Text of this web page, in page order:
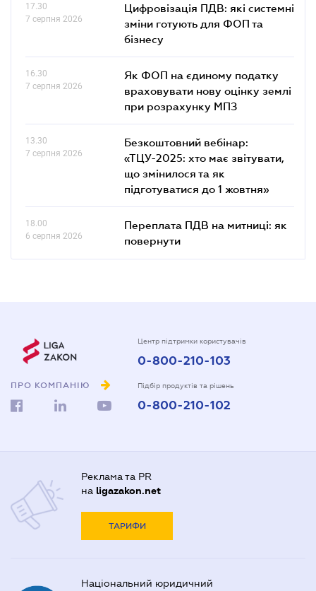
17.30
7 серпня 2026
Цифровізація ПДВ: які системні
зміни готують для ФОП та
бізнесу
16.30
7 серпня 2026
Як ФОП на єдиному податку
враховувати нову оцінку землі
при розрахунку МПЗ
13.30
7 серпня 2026
Безкоштовний вебінар:
«ТЦУ-2025: хто має звітувати,
що змінилося та як
підготуватися до 1 жовтня»
18.00
6 серпня 2026
Переплата ПДВ на митниці: як
повернути
ПРО КОМПАНІЮ
Центр підтримки користувачів
0-800-210-103
Підбір продуктів та рішень
0-800-210-102
Реклама та PR
на ligazakon.net
ТАРИФИ
Національний юридичний